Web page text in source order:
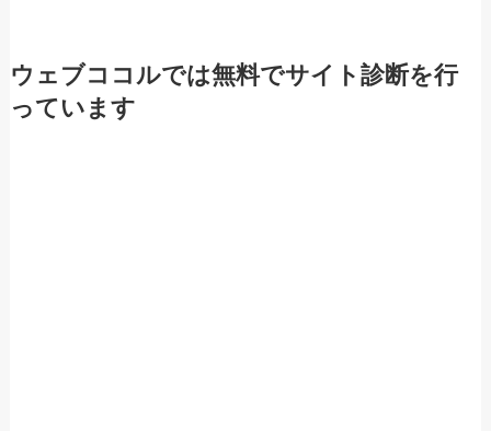
ウェブココルでは無料でサイト診断を行
っています